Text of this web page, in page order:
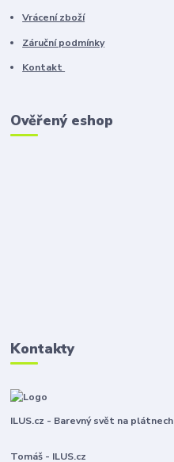
Vrácení zboží
Záruční podmínky
Kontakt
Ověřený eshop
Kontakty
ILUS.cz - Barevný svět na plátnech
Tomáš - ILUS.cz